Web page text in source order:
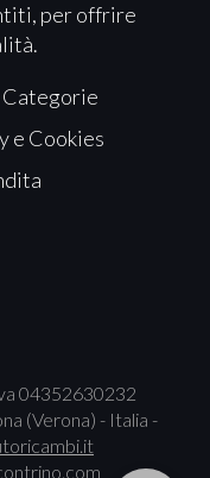
per offrire
Categorie
e Cookies
04352630232
(Verona) - Italia -